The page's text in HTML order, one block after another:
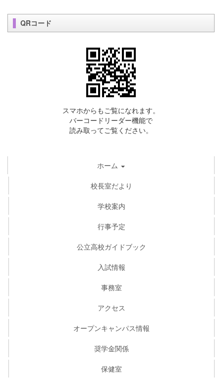
QRコード
スマホからもご覧になれます。
バーコードリーダー機能で
読み取ってご覧ください。
ホーム
校長室だより
学校案内
行事予定
公立高校ガイドブック
入試情報
事務室
アクセス
オープンキャンパス情報
奨学金関係
保健室